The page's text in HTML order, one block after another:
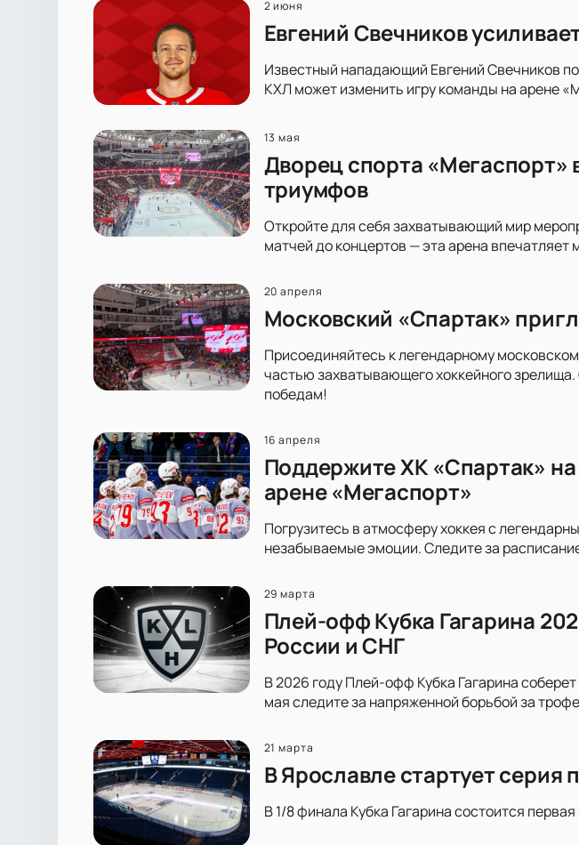
2 июня
Евгений Свечников
Известный нападающий Евгений Свечников
КХЛ может изменить игру команды на арене
13 мая
Дворец спорта «Мегаспорт»
триумфов
Откройте для себя захватывающий мир
матчей до концертов — эта арена
20 апреля
Московский «Спартак»
Присоединяйтесь к легендарному
частью захватывающего хоккейного
победам!
16 апреля
Поддержите ХК «Спартак»
арене «Мегаспорт»
Погрузитесь в атмосферу хоккея с
незабываемые эмоции. Следите за
29 марта
Плей-офф Кубка Гагарина
России и СНГ
В 2026 году Плей-офф Кубка Гагарина
мая следите за напряженной борьбой за
21 марта
В Ярославле стартует
В 1/8 финала Кубка Гагарина состоится